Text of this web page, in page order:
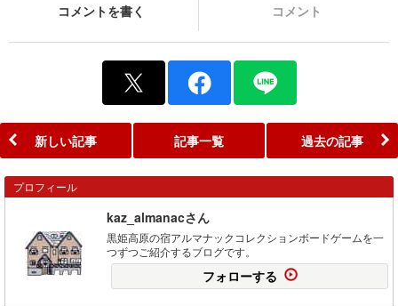
コメントを書く コメント
新しい記事 記事一覧 過去の記事
プロフィール
kaz_almanacさん
黒姫高原の宿アルマナックコレクションボードゲームを一
つずつご紹介するブログです。
フォローする